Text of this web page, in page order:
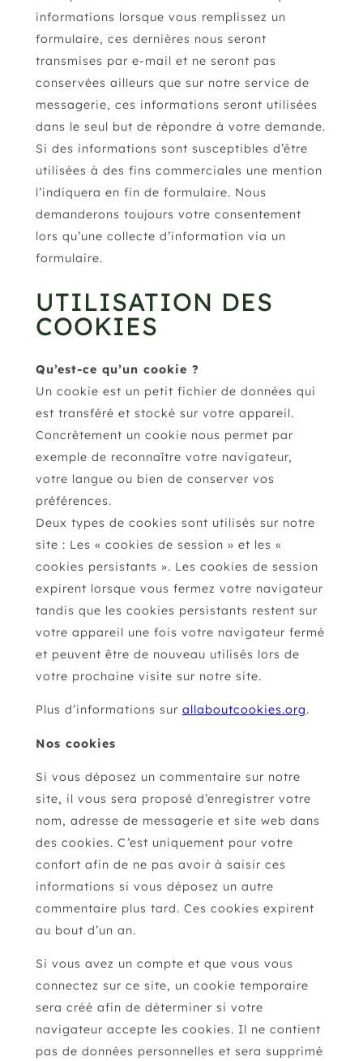
informations lorsque vous remplissez un
formulaire, ces dernières nous seront
transmises par e-mail et ne seront pas
conservées ailleurs que sur notre service de
messagerie, ces informations seront utilisées
dans le seul but de répondre à votre demande.
Si des informations sont susceptibles d’être
utilisées à des fins commerciales une mention
l’indiquera en fin de formulaire. Nous
demanderons toujours votre consentement
lors qu’une collecte d’information via un
formulaire.
UTILISATION DES
COOKIES
Qu’est-ce qu’un cookie ?
Un cookie est un petit fichier de données qui
est transféré et stocké sur votre appareil.
Concrètement un cookie nous permet par
exemple de reconnaître votre navigateur,
votre langue ou bien de conserver vos
préférences.
Deux types de cookies sont utilisés sur notre
site : Les « cookies de session » et les «
cookies persistants ». Les cookies de session
expirent lorsque vous fermez votre navigateur
tandis que les cookies persistants restent sur
votre appareil une fois votre navigateur fermé
et peuvent être de nouveau utilisés lors de
votre prochaine visite sur notre site.
Plus d’informations sur allaboutcookies.org.
Nos cookies
Si vous déposez un commentaire sur notre
site, il vous sera proposé d’enregistrer votre
nom, adresse de messagerie et site web dans
des cookies. C’est uniquement pour votre
confort afin de ne pas avoir à saisir ces
informations si vous déposez un autre
commentaire plus tard. Ces cookies expirent
au bout d’un an.
Si vous avez un compte et que vous vous
connectez sur ce site, un cookie temporaire
sera créé afin de déterminer si votre
navigateur accepte les cookies. Il ne contient
pas de données personnelles et sera supprimé